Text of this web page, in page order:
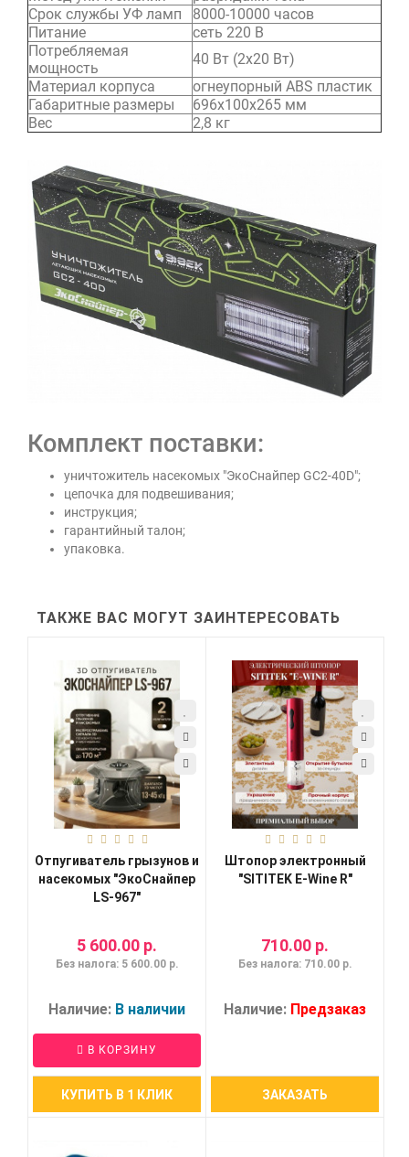
Срок службы УФ ламп
8000-10000 часов
Питание
сеть 220 В
Потребляемая
мощность
40 Вт (2х20 Вт)
Материал корпуса
огнеупорный ABS пластик
Габаритные размеры
696x100x265 мм
Вес
2,8 кг
Комплект поставки:
уничтожитель насекомых "ЭкоСнайпер GC2-40D";
цепочка для подвешивания;
инструкция;
гарантийный талон;
упаковка.
ТАКЖЕ ВАС МОГУТ ЗАИНТЕРЕСОВАТЬ
Отпугиватель грызунов и
насекомых "ЭкоСнайпер
LS-967"
5 600.00 р.
Без налога: 5 600.00 р.
Наличие: В наличии
В КОРЗИНУ
КУПИТЬ В 1 КЛИК
Штопор электронный
"SITITEK E-Wine R"
710.00 р.
Без налога: 710.00 р.
Наличие: Предзаказ
ЗАКАЗАТЬ